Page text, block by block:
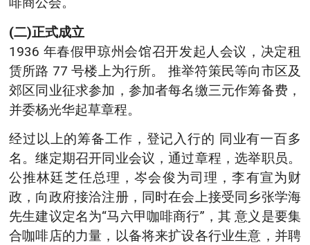
(二)正式成立
1936 年春假甲琼州会馆召开发起人会议，决定租
赁所路 77 号楼上为行所。 推举符策民等向市区及
郊区同业征求参加，参加者每名缴三元作筹备费，
并委杨光华起草章程。
经过以上的筹备工作，登记入行的 同业有一百多
名。继定期召开同业会议，通过章程，选举职员。
公推林廷芝任总理，岑会俊为司理，李有宣为财
政，向政府接洽注册，同时在会上接受同乡张学海
先生建议定名为“马六甲咖啡商行”，其 意义是要集
合咖啡店的力量，以备将来扩设各行业生意，并聘